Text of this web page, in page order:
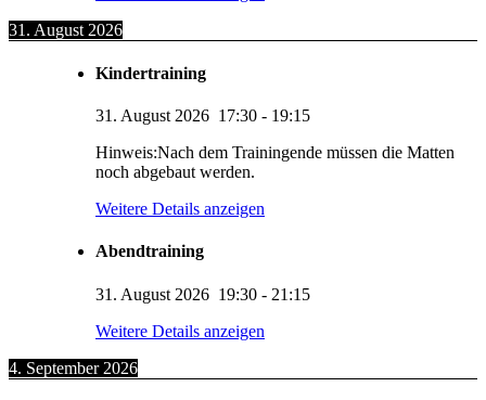
31. August 2026
Kindertraining
31. August 2026 17:30 - 19:15
Hinweis:Nach dem Trainingende müssen die Matten
noch abgebaut werden.
Weitere Details anzeigen
Abendtraining
31. August 2026 19:30 - 21:15
Weitere Details anzeigen
4. September 2026